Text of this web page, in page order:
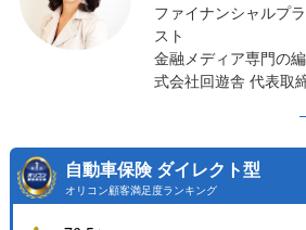
ファイナンシャルプ
スト
金融メディア専門の
式会社回遊舎 代表取
自動車保険 ダイレクト型
オリコン顧客満足度ランキング